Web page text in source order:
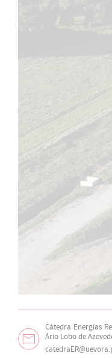
Cátedra Energias
Ário Lobo de